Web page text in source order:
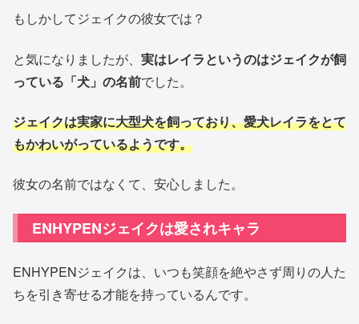
もしかしてジェイクの彼女では？
と気になりましたが、 実はレイラというのはジェイクが飼
っている「犬」の名前でした。
ジェイクは実家に大型犬を飼っており、愛犬レイラをとて
もかわいがっているようです。
彼女の名前ではなくて、安心しました。
ENHYPENジェイクは愛されキャラ
ENHYPENジェイクは、いつも笑顔を絶やさず周りの人た
ちを引き寄せる才能を持っているんです。